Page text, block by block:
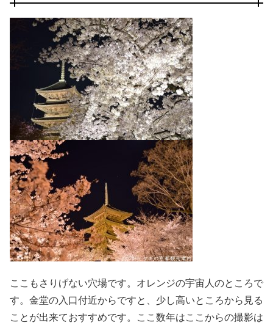
ここもさりげない穴場です。オレンジの宇宙人のところで
す。金堂の入口付近からですと、少し高いところから見る
ことが出来ておすすめです。ここ数年はここからの撮影は